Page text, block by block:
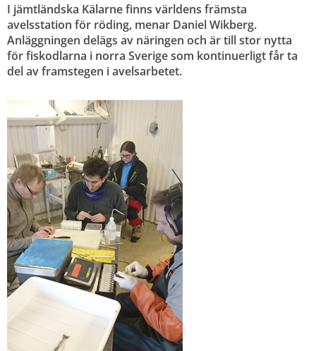
I jämtländska Kälarne finns världens främsta
avelsstation för röding, menar Daniel Wikberg.
Anläggningen delägs av näringen och är till stor nytta
för fiskodlarna i norra Sverige som kontinuerligt får ta
del av framstegen i avelsarbetet.